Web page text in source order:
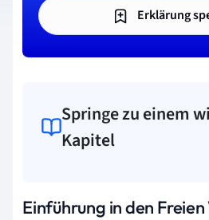
Erklärung
Springe zu einem
Kapitel
Einführung in den